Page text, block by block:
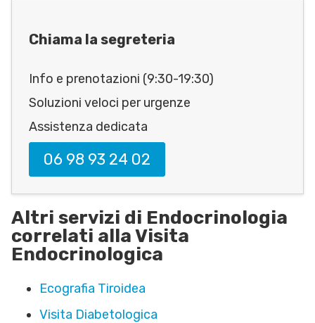
Chiama la segreteria
Info e prenotazioni (9:30-19:30)
Soluzioni veloci per urgenze
Assistenza dedicata
06 98 93 24 02
Altri servizi di Endocrinologia
correlati alla Visita
Endocrinologica
Ecografia Tiroidea
Visita Diabetologica